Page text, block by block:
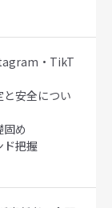
・ TikT
安全につい
め
ド把握